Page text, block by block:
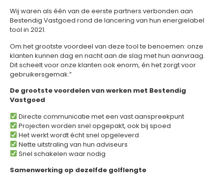
Wij waren als één van de eerste partners verbonden aan
Bestendig Vastgoed rond de lancering van hun energielabel
tool in 2021.
Om het grootste voordeel van deze tool te benoemen: onze
klanten kunnen dag en nacht aan de slag met hun aanvraag.
Dit scheelt voor onze klanten ook enorm, én het zorgt voor
gebruikersgemak.”
De grootste voordelen van werken met Bestendig
Vastgoed
Directe communicatie met een vast aanspreekpunt
Projecten worden snel opgepakt, ook bij spoed
Het werkt wordt écht snel opgeleverd
Nette uitstraling van hun adviseurs
Snel schakelen waar nodig
Samenwerking op dezelfde golflengte